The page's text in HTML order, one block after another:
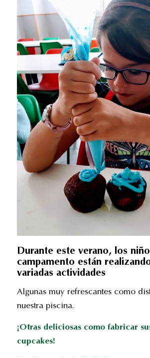
Durante este verano, los
campamento están
variadas actividades
Algunas muy refrescantes como
nuestra piscina.
¡Otras deliciosas como fabricar
cupcakes!